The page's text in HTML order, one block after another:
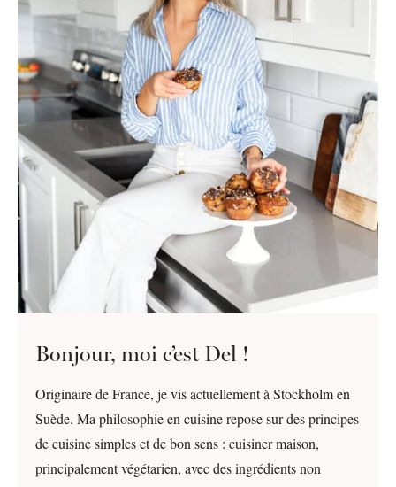
Bonjour, moi c’est Del !
Originaire de France, je vis actuellement à Stockholm en
Suède. Ma philosophie en cuisine repose sur des principes
de cuisine simples et de bon sens : cuisiner maison,
principalement végétarien, avec des ingrédients non